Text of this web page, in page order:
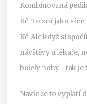
Kombinovaná
Kč. To zní jako
Kč. Ale když si
návštěvy u lékaře,
bolely nohy - tak je
Navíc se to vyplatí